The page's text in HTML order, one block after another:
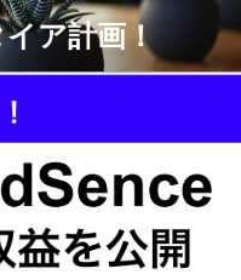
ア計画！